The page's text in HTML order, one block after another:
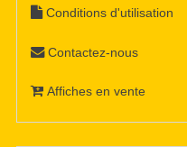
Conditions d'utilisation
Contactez-nous
Affiches en vente